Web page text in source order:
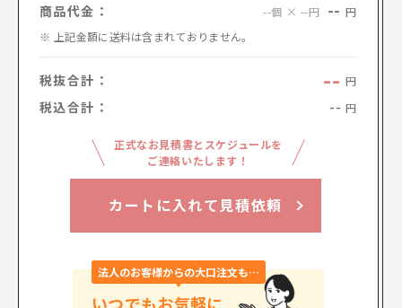
商品代金： --個 × --円 -- 円
上記金額に送料は含まれておりません。
税抜合計： -- 円
税込合計： -- 円
正式なお見積書とスケジュールを
ご連絡いたします！
カートに入れて見積依頼
法人のお客様からの大口注文も…